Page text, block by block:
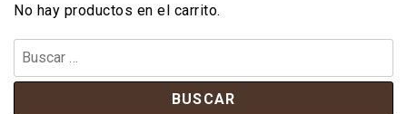
No hay productos en el carrito.
Buscar: